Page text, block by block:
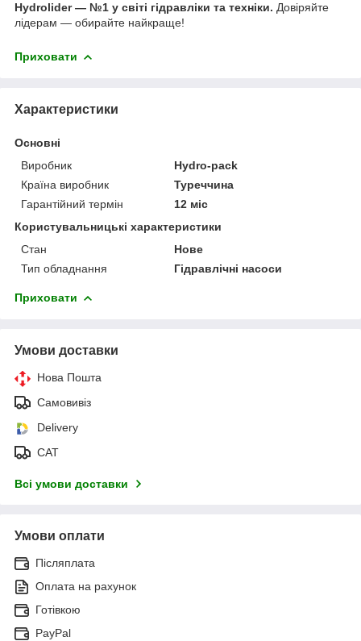
Hydrolider — №1 у світі гідравліки та техніки. Довіряйте
лідерам — обирайте найкраще!
Приховати
Характеристики
Основні
Виробник
Hydro-pack
Країна виробник
Туреччина
Гарантійний термін
12 міс
Користувальницькі характеристики
Стан
Нове
Тип обладнання
Гідравлічні насоси
Приховати
Умови доставки
Нова Пошта
Самовивіз
Delivery
САТ
Всі умови доставки
Умови оплати
Післяплата
Оплата на рахунок
Готівкою
PayPal